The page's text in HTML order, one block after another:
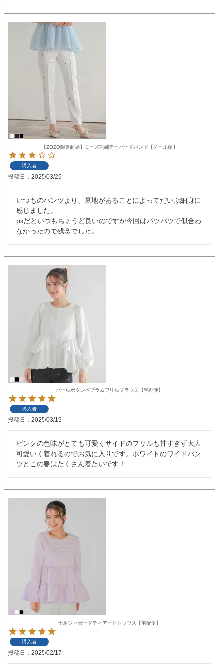
【ZOZO限定商品】ローズ刺繍テーパードパンツ【メール便】
購入者
投稿日 2025/03/25
いつものパンツより、裏地があることによってだいぶ細身に
感じました。
psだといつもちょうど良いのですが今回はパツパツで似合わ
なかったので残念でした。
パールボタンペプラムフリルブラウス【宅配便】
購入者
投稿日 2025/03/19
ピンクの色味がとても可愛くサイドのフリルも甘すぎず大人
可愛いく着れるのでお気に入りです。ホワイトのワイドパン
ツとこの春はたくさん着たいです！
千鳥ジャガードティアードトップス【宅配便】
購入者
投稿日 2025/02/17